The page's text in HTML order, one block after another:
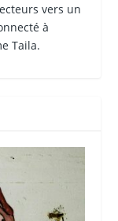
vers un
à
Taila.